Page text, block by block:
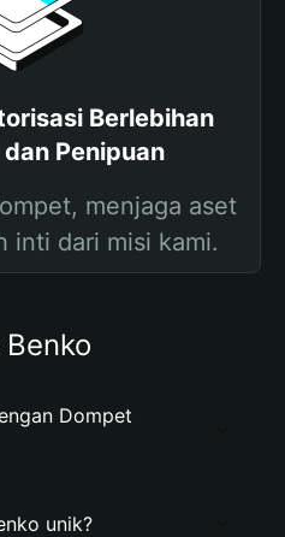
Berlebihan
Penipuan
menjaga aset
inti dari misi kami.
Dompet
unik?